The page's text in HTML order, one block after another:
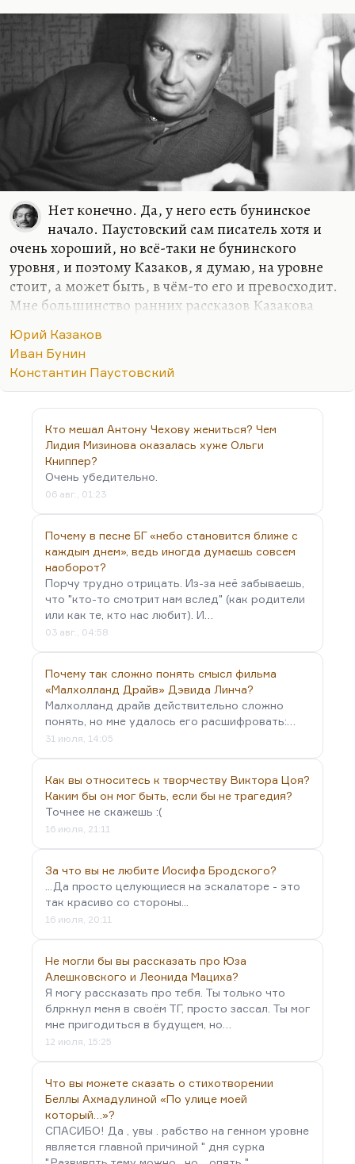
Нет конечно. Да, у него есть бунинское
начало. Паустовский сам писатель хотя и
очень хороший, но всё-таки не бунинского
уровня, и поэтому Казаков, я думаю, на уровне
стоит, а может быть, в чём-то его и превосходит.
Мне большинство ранних рассказов Казакова
дневник») скучноваты, потому что это такая
советская проза с подтекстом, а такой тогда было
довольно много. Мне нравятся у него поздние
рассказ памяти Дмитрия Голубкова «Во сне ты
горько плакал». Знаете, когда Казаков бросил
писать, когда он писал по большому и серьёзному
рассказу в два-три года, вот тут появилось нечто
гениальное, настоящее. Я, кстати,…
Юрий Казаков
Иван Бунин
Константин Паустовский
Кто мешал Антону Чехову жениться? Чем
Лидия Мизинова оказалась хуже Ольги
Книппер?
Очень убедительно.
06 авг., 01:23
Почему в песне БГ «небо становится ближе с
каждым днем», ведь иногда думаешь совсем
наоборот?
Порчу трудно отрицать. Из-за неё забываешь,
что "кто-то смотрит нам вслед" (как родители
или как те, кто нас любит). И…
03 авг., 04:58
Почему так сложно понять смысл фильма
«Малхолланд Драйв» Дэвида Линча?
Малхолланд драйв действительно сложно
понять, но мне удалось его расшифровать:…
31 июля, 14:05
Как вы относитесь к творчеству Виктора Цоя?
Каким бы он мог быть, если бы не трагедия?
Точнее не скажешь :(
16 июля, 21:11
За что вы не любите Иосифа Бродского?
...Да просто целующиеся на эскалаторе - это
так красиво со стороны...
16 июля, 20:11
Не могли бы вы рассказать про Юза
Алешковского и Леонида Мациха?
Я могу рассказать про тебя. Ты только что
блркнул меня в своём ТГ, просто зассал. Ты мог
мне пригодиться в будущем, но…
12 июля, 15:25
Что вы можете сказать о стихотворении
Беллы Ахмадулиной «По улице моей
который…»?
СПАСИБО! Да , увы . рабство на генном уровне
является главной причиной " дня сурка